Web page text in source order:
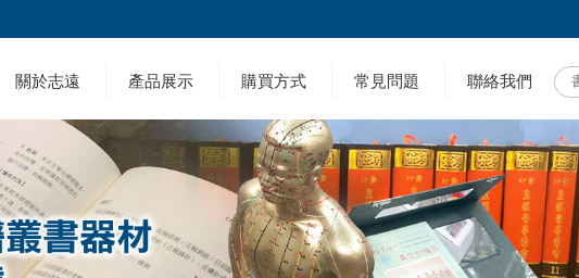
關於志遠 產品展示 購買方式 常見問題 聯絡我們